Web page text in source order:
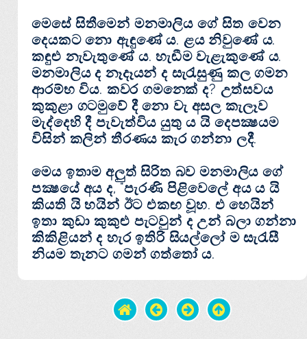
මෙසේ සිතීමෙන් මනමාලිය ගේ සිත වෙන
දෙයකට නො ඇඳුණේ ය. ළය නිවුණේ ය.
කඳුළු නැවැතුණේ ය. හැඬීම වැළැකුණේ ය.
මනමාලිය ද නෑදෑයන් ද සැරැසුණු කල ගමන
ආරම්භ විය. කවර ගමනෙක්‌ ද? උත්සවය
කුකුළා ගටමුවේ දී නො වැ අසල කැලෑව
මැද්දෙහි දී පැවැත්විය යුතු ය යි දෙපක්‍ෂයම
විසින් කලින් තීරණය කැර ගන්නා ලදී.
මෙය ඉතාම අලුත් සිරිත බව මනමාලිය ගේ
පක්‍ෂයේ අය ද, "පැරණි පිළිවෙලේ අය ය යි
කියති යි භයින් ඊට එකඟ වූහ. එ හෙයින්
ඉතා කුඩා කුකුළු පැටවුන් ද උන් බලා ගන්නා
කිකිළියන් ද හැර ඉතිරි සියල්ලෝ ම සැරැසී
නියම තැනට ගමන් ගත්තෝ ය.